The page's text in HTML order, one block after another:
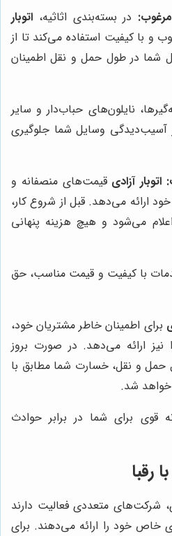
مرغوب: در بسته‌بندی اثاثیه، اتوبار
و با کیفیت استفاده می‌کند تا از
شما در طول حمل و نقل اطمینان
نایلون‌های حباب‌دار و سایر
آسیب‌دیدگی وسایل شما جلوگیری
اتوبار آزادی قیمت‌های منصفانه و
ارائه می‌دهد. قبل از شروع کار،
می‌شود و هیچ هزینه پنهانی
با کیفیت و قیمت مناسب، حق
برای اطمینان خاطر مشتریان خود،
نیز ارائه می‌دهد. در صورت بروز
حمل و نقل، خسارت شما مطابق با
خواهد شد.
قوی برای شما در برابر حوادث
رقبا
شرکت‌های متعددی فعالیت دارند
خاص خود را ارائه می‌دهند. برای